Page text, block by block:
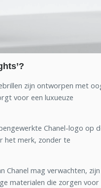
zijn ontworpen met
voor een luxueuze
Chanel-logo op
het merk, zonder te
Chanel mag verwachten, zijn
materialen die zorgen voor